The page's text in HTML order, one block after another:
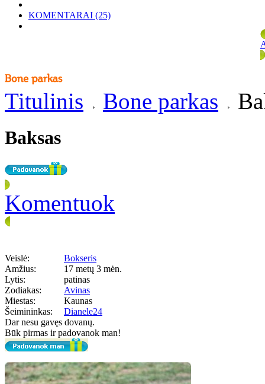
KOMENTARAI (25)
Titulinis Bone parkas
Baksas
Komentuok
Veislė:
Bokseris
Amžius:
17 metų 3 mėn.
Lytis:
patinas
Zodiakas:
Avinas
Miestas:
Kaunas
Šeimininkas:
Dianele24
Dar nesu gavęs dovanų.
Būk pirmas ir padovanok man!